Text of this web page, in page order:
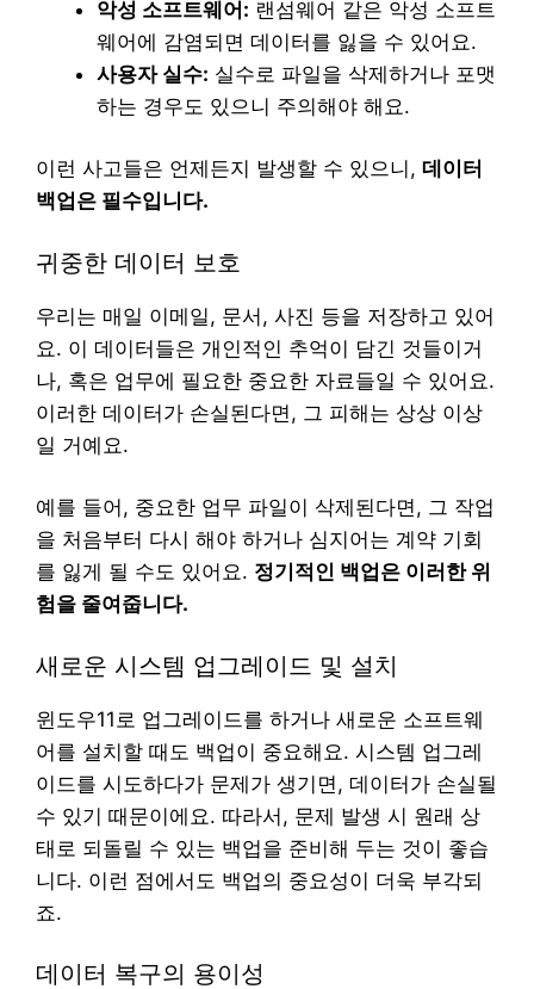
악성 소프트웨어: 랜섬웨어 같은 악성 소프트
웨어에 감염되면 데이터를 잃을 수 있어요.
사용자 실수: 실수로 파일을 삭제하거나 포맷
하는 경우도 있으니 주의해야 해요.
이런 사고들은 언제든지 발생할 수 있으니, 데이터
백업은 필수입니다.
귀중한 데이터 보호
우리는 매일 이메일, 문서, 사진 등을 저장하고 있어
요. 이 데이터들은 개인적인 추억이 담긴 것들이거
나, 혹은 업무에 필요한 중요한 자료들일 수 있어요.
이러한 데이터가 손실된다면, 그 피해는 상상 이상
일 거예요.
예를 들어, 중요한 업무 파일이 삭제된다면, 그 작업
을 처음부터 다시 해야 하거나 심지어는 계약 기회
를 잃게 될 수도 있어요. 정기적인 백업은 이러한 위
험을 줄여줍니다.
새로운 시스템 업그레이드 및 설치
윈도우11로 업그레이드를 하거나 새로운 소프트웨
어를 설치할 때도 백업이 중요해요. 시스템 업그레
이드를 시도하다가 문제가 생기면, 데이터가 손실될
수 있기 때문이에요. 따라서, 문제 발생 시 원래 상
태로 되돌릴 수 있는 백업을 준비해 두는 것이 좋습
니다. 이런 점에서도 백업의 중요성이 더욱 부각되
죠.
데이터 복구의 용이성